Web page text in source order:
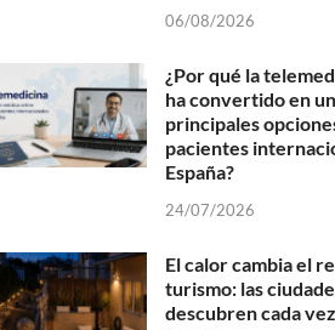
06/08/2026
¿Por qué la
ha convertido en
principales
pacientes
España?
24/07/2026
El calor cambia el
turismo: las
descubren cada